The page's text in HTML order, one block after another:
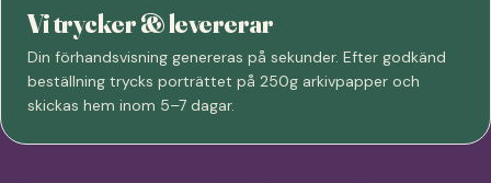
Vi trycker & levererar
Din förhandsvisning genereras på sekunder. Efter godkänd
beställning trycks porträttet på 250g arkivpapper och
skickas hem inom 5–7 dagar.